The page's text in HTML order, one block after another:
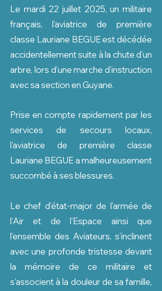
Le mardi 22 juillet 2025, un militaire
français, l’aviatrice de première
classe Lauriane BEGUE est décédée
accidentellement suite à la chute d’un
arbre, lors d’une marche d’instruction
avec sa section en Guyane.
Prise en compte rapidement par les
services de secours locaux,
l’aviatrice de première classe
Lauriane BEGUE a malheureusement
succombé à ses blessures.
Le chef d’état-major de l’armée de
l’Air et de l’Espace ainsi que
l’ensemble des Aviateurs, s’inclinent
avec une profonde tristesse devant
la mémoire de ce militaire et
s’associent à la douleur de sa famille,